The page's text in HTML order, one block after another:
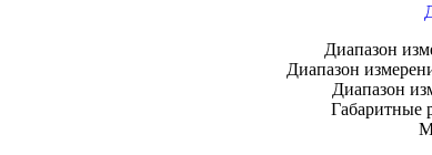
Диапазон
Диапазон
Диапазон
Габаритные